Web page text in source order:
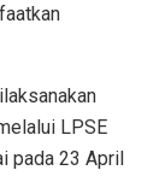
LPSE
pada 23 April